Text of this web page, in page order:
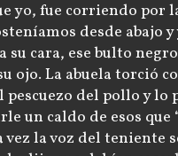
yo, fue corriendo por
desde abajo
su cara, ese bulto
ojo. La abuela torció
del pollo y lo
un caldo de esos que
vez la voz del teniente